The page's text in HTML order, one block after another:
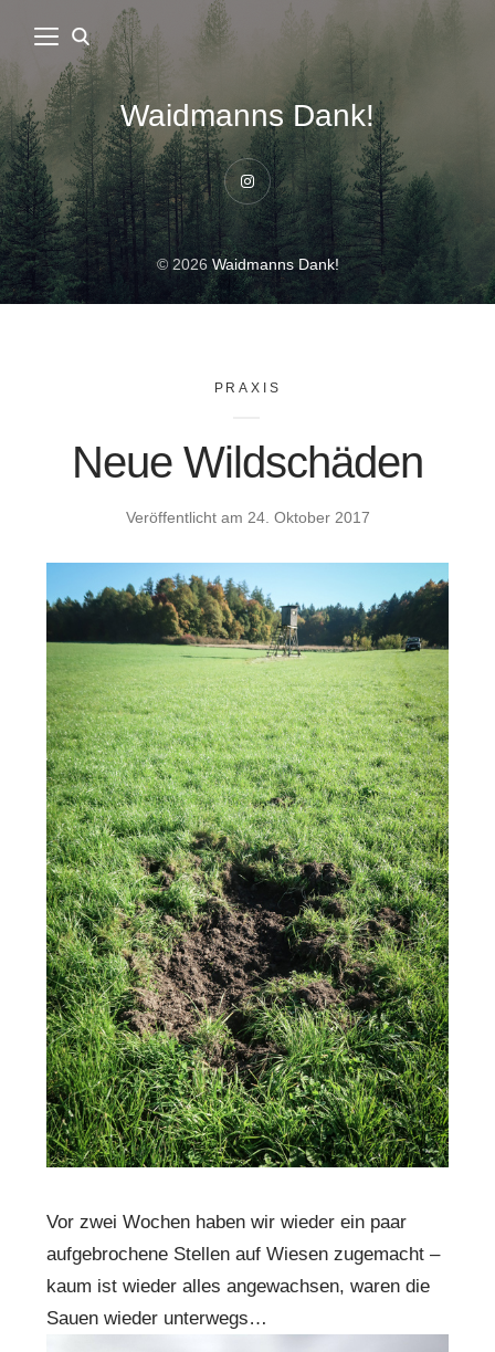
Waidmanns Dank!
Instagram
© 2026Waidmanns Dank!
PRAXIS
Neue Wildschäden
Veröffentlicht am 24. Oktober 2017
Vor zwei Wochen haben wir wieder ein paar
aufgebrochene Stellen auf Wiesen zugemacht –
kaum ist wieder alles angewachsen, waren die
Sauen wieder unterwegs…